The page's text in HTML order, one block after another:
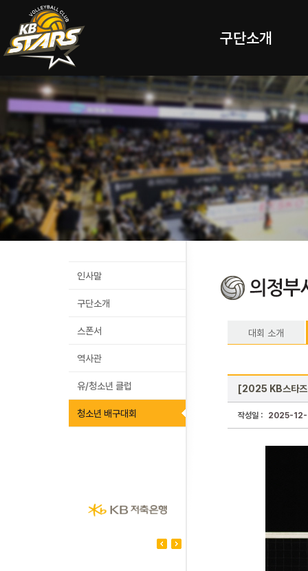
구단소개
인사말
구단소개
스폰서
역사관
유/청소년 클럽
청소년 배구대회
대회 소개
[2025 KB스타즈
작성일 : 2025-